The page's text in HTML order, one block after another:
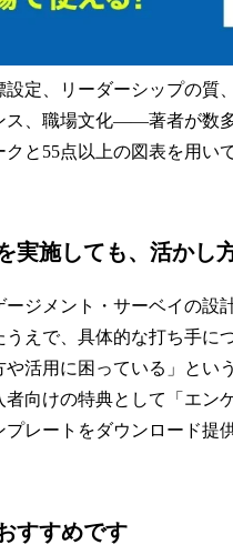
設定、リーダーシップの
ス、職場文化——著者が数
と55点以上の図表を用い
実施しても、活かし
ージメント・サーベイの設
うえで、具体的な打ち手に
活用に困っている」とい
者向けの特典として「エン
レートをダウンロード提
すすめです